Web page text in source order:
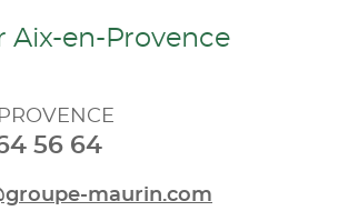
Aix-en-Provence
56 64
maurin.com